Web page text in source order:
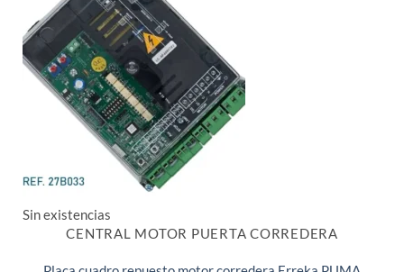
Sin existencias
CENTRAL MOTOR PUERTA CORREDERA